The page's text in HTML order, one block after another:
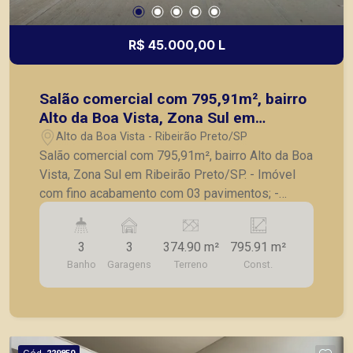
R$ 45.000,00 L
Salão comercial com 795,91m², bairro
Alto da Boa Vista, Zona Sul em
Ribeirão Preto/SP.
Alto da Boa Vista - Ribeirão Preto/SP
Salão comercial com 795,91m², bairro Alto da Boa
Vista, Zona Sul em Ribeirão Preto/SP. - Imóvel
com fino acabamento com 03 pavimentos; -
Esquina de maior prestigio em Ribeirão Preto; -
Frente de laterais com vidro, possibilitando fazer
vitrine; - Mezanino; - Elevador; - 3 banheiros; -
Subsolo com 08 vagas; - Estacionamento frontal
com 03 vagas de garagem; A Piramid tem como
prontos, usados ou mesmo nos principais
3
Banho
3
Garagens
374.90 m²
Terreno
795.91 m²
Const.